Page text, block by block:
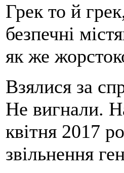
Грек то й
безпечні
як же
Взялися за
Не вигнали.
квітня 2017
звільнення